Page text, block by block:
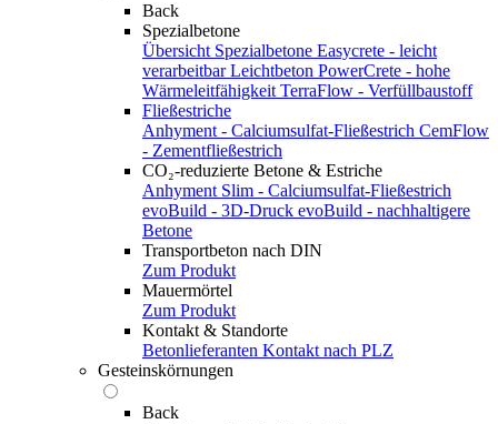
Back
Spezialbetone
Übersicht Spezialbetone Easycrete - leicht
verarbeitbar Leichtbeton PowerCrete - hohe
Wärmeleitfähigkeit TerraFlow - Verfüllbaustoff
Fließestriche
Anhyment - Calciumsulfat-Fließestrich CemFlow
- Zementfließestrich
CO₂-reduzierte Betone & Estriche
Anhyment Slim - Calciumsulfat-Fließestrich
evoBuild - 3D-Druck evoBuild - nachhaltigere
Betone
Transportbeton nach DIN
Zum Produkt
Mauermörtel
Zum Produkt
Kontakt & Standorte
Betonlieferanten Kontakt nach PLZ
Gesteinskörnungen
Back